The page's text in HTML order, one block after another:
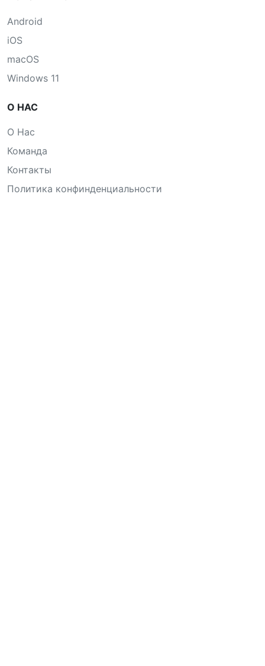
Android
iOS
macOS
Windows 11
О НАС
О Нас
Команда
Контакты
Политика конфинденциальности